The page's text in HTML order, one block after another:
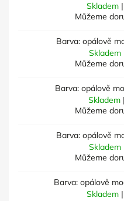
Skladem
Můžeme
Barva: opálově
Skladem
Můžeme
Barva: opálově
Skladem
Můžeme
Barva: opálově
Skladem
Můžeme
Barva: opálově
Skladem